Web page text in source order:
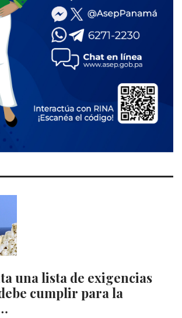
una lista de exigencias
cumplir para la